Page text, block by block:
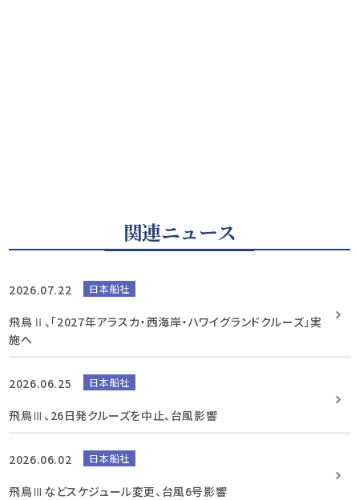
関連ニュース
2026.07.22 日本船社
飛鳥Ⅱ、「2027年アラスカ・西海岸・ハワイグランドクルーズ」実
施へ
2026.06.25 日本船社
飛鳥Ⅲ、26日発クルーズを中止、台風影響
2026.06.02 日本船社
飛鳥Ⅲなどスケジュール変更、台風6号影響